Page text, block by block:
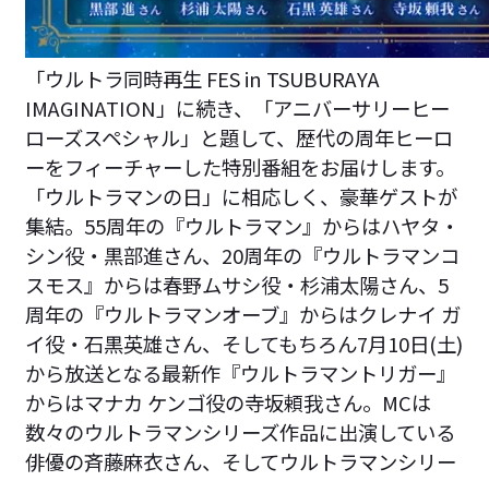
「ウルトラ同時再生 FES in TSUBURAYA
IMAGINATION」に続き、「アニバーサリーヒー
ローズスペシャル」と題して、歴代の周年ヒーロ
ーをフィーチャーした特別番組をお届けします。
「ウルトラマンの日」に相応しく、豪華ゲストが
集結。55周年の『ウルトラマン』からはハヤタ・
シン役・黒部進さん、20周年の『ウルトラマンコ
スモス』からは春野ムサシ役・杉浦太陽さん、5
周年の『ウルトラマンオーブ』からはクレナイ ガ
イ役・石黒英雄さん、そしてもちろん7月10日(土)
から放送となる最新作『ウルトラマントリガー』
からはマナカ ケンゴ役の寺坂頼我さん。MCは
数々のウルトラマンシリーズ作品に出演している
俳優の斉藤麻衣さん、そしてウルトラマンシリー